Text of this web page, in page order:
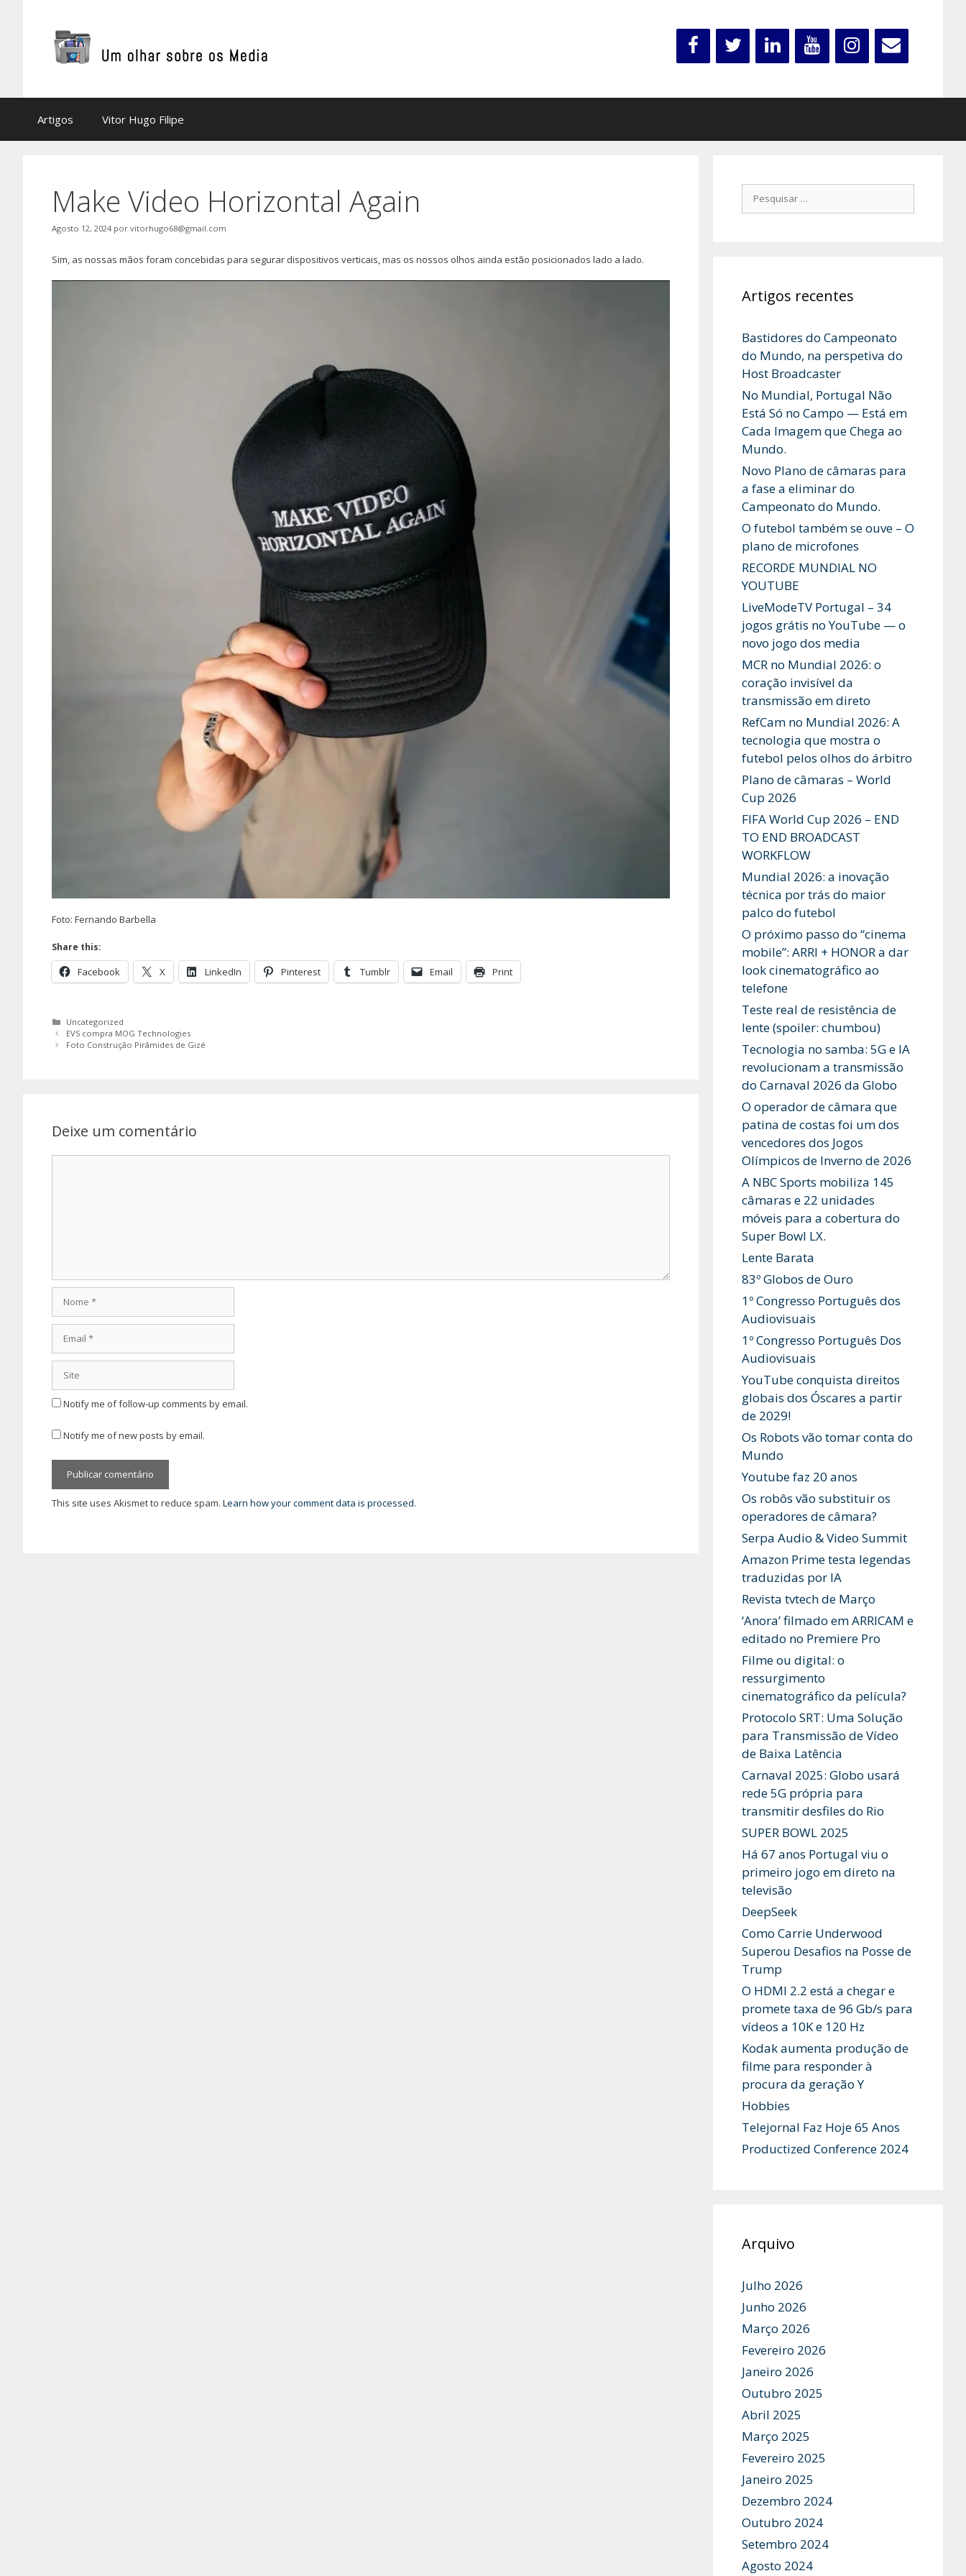
Artigos Vitor Hugo Filipe
Make Video Horizontal Again
Agosto 12, 2024 por vitorhugo68@gmail.com
Sim, as nossas mãos foram concebidas para segurar dispositivos verticais, mas os nossos olhos ainda estão posicionados lado a lado.
Foto: Fernando Barbella
Share this:
Facebook X LinkedIn Pinterest Tumblr Email Print
Categorias
Uncategorized
EVS compra MOG Technologies
Foto Construção Pirâmides de Gizé
Deixe um comentário
Notify me of follow-up comments by email.
Notify me of new posts by email.
This site uses Akismet to reduce spam. Learn how your comment data is processed.
Pesquisar
por:
Artigos recentes
Bastidores do Campeonato
do Mundo, na perspetiva do
Host Broadcaster
No Mundial, Portugal Não
Está Só no Campo — Está em
Cada Imagem que Chega ao
Mundo.
Novo Plano de câmaras para
a fase a eliminar do
Campeonato do Mundo.
O futebol também se ouve – O
plano de microfones
RECORDE MUNDIAL NO
YOUTUBE
LiveModeTV Portugal – 34
jogos grátis no YouTube — o
novo jogo dos media
MCR no Mundial 2026: o
coração invisível da
transmissão em direto
RefCam no Mundial 2026: A
tecnologia que mostra o
futebol pelos olhos do árbitro
Plano de câmaras – World
Cup 2026
FIFA World Cup 2026 – END
TO END BROADCAST
WORKFLOW
Mundial 2026: a inovação
técnica por trás do maior
palco do futebol
O próximo passo do “cinema
mobile”: ARRI + HONOR a dar
look cinematográfico ao
telefone
Teste real de resistência de
lente (spoiler: chumbou)
Tecnologia no samba: 5G e IA
revolucionam a transmissão
do Carnaval 2026 da Globo
O operador de câmara que
patina de costas foi um dos
vencedores dos Jogos
Olímpicos de Inverno de 2026
A NBC Sports mobiliza 145
câmaras e 22 unidades
móveis para a cobertura do
Super Bowl LX.
Lente Barata
83º Globos de Ouro
1º Congresso Português dos
Audiovisuais
1º Congresso Português Dos
Audiovisuais
YouTube conquista direitos
globais dos Óscares a partir
de 2029!
Os Robots vão tomar conta do
Mundo
Youtube faz 20 anos
Os robôs vão substituir os
operadores de câmara?
Serpa Audio & Video Summit
Amazon Prime testa legendas
traduzidas por IA
Revista tvtech de Março
‘Anora’ filmado em ARRICAM e
editado no Premiere Pro
Filme ou digital: o
ressurgimento
cinematográfico da película?
Protocolo SRT: Uma Solução
para Transmissão de Vídeo
de Baixa Latência
Carnaval 2025: Globo usará
rede 5G própria para
transmitir desfiles do Rio
SUPER BOWL 2025
Há 67 anos Portugal viu o
primeiro jogo em direto na
televisão
DeepSeek
Como Carrie Underwood
Superou Desafios na Posse de
Trump
O HDMI 2.2 está a chegar e
promete taxa de 96 Gb/s para
vídeos a 10K e 120 Hz
Kodak aumenta produção de
filme para responder à
procura da geração Y
Hobbies
Telejornal Faz Hoje 65 Anos
Productized Conference 2024
Arquivo
Julho 2026
Junho 2026
Março 2026
Fevereiro 2026
Janeiro 2026
Outubro 2025
Abril 2025
Março 2025
Fevereiro 2025
Janeiro 2025
Dezembro 2024
Outubro 2024
Setembro 2024
Agosto 2024